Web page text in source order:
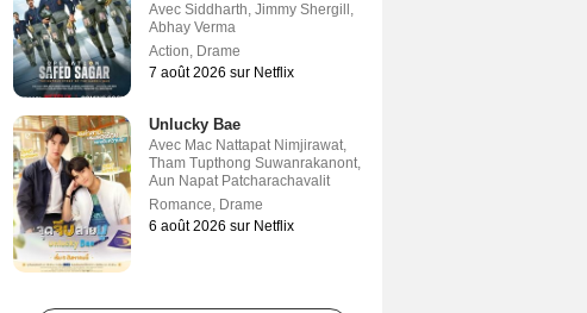
Avec Siddharth, Jimmy Shergill ,
Abhay Verma
Action, Drame
7 août 2026 sur Netflix
Unlucky Bae
Avec Mac Nattapat Nimjirawat,
Tham Tupthong Suwanrakanont,
Aun Napat Patcharachavalit
Romance, Drame
6 août 2026 sur Netflix